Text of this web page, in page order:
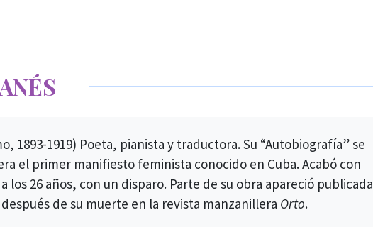
1893-1919) Poeta, pianista y traductora. Su “Autobiografía” se
el primer manifiesto feminista conocido en Cuba. Acabó con
los 26 años, con un disparo. Parte de su obra apareció publicada
de su muerte en la revista manzanillera Orto.